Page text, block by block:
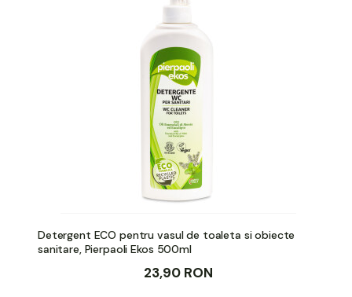
Detergent ECO pentru vasul de toaleta si obiecte
sanitare, Pierpaoli Ekos 500ml
23,90 RON